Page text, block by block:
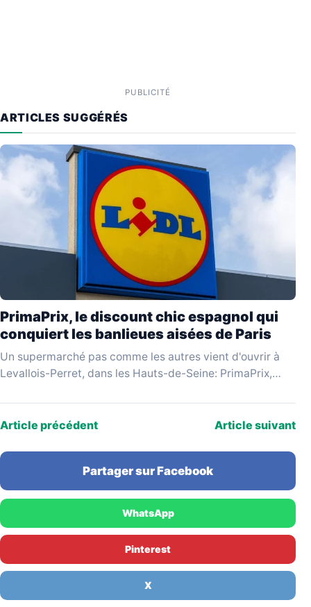
PUBLICITÉ
ARTICLES SUGGÉRÉS
PrimaPrix, le discount chic espagnol qui
conquiert les banlieues aisées de Paris
Un supermarché pas comme les autres vient d'ouvrir à
Levallois-Perret, dans les Hauts-de-Seine: PrimaPrix,
chic», attire une…
Article précédent Article suivant
Partager sur Facebook
WhatsApp
Pinterest
X